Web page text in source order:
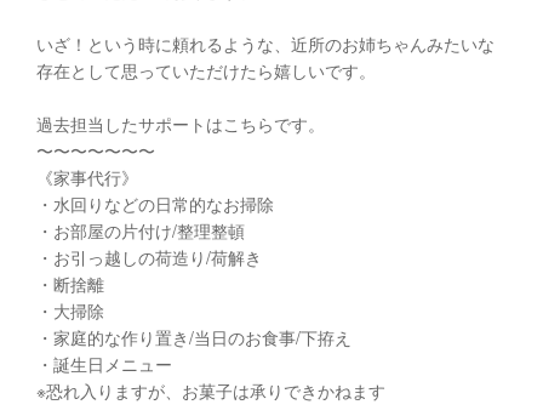
いざ！という時に頼れるような、近所のお姉ちゃんみたいな
存在として思っていただけたら嬉しいです。
過去担当したサポートはこちらです。
〜〜〜〜〜〜〜
《家事代行》
・水回りなどの日常的なお掃除
・お部屋の片付け/整理整頓
・お引っ越しの荷造り/荷解き
・断捨離
・大掃除
・家庭的な作り置き/当日のお食事/下拵え
・誕生日メニュー
※恐れ入りますが、お菓子は承りできかねます